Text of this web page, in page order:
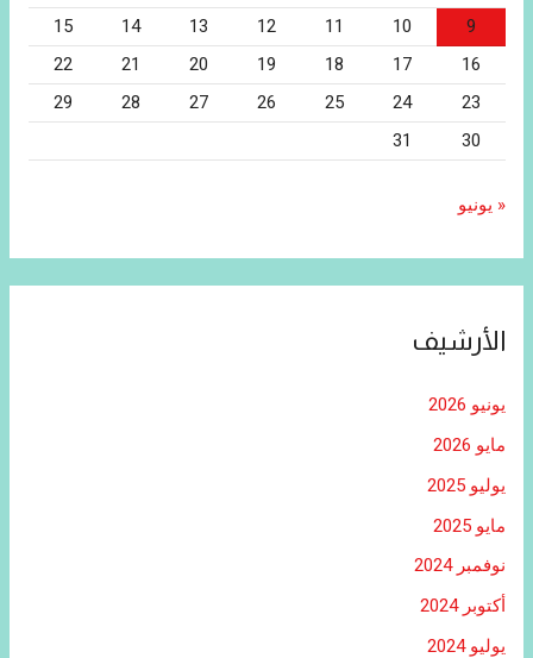
9
10
11
12
13
14
15
16
17
18
19
20
21
22
23
24
25
26
27
28
29
30
31
« يونيو
الأرشيف
يونيو 2026
مايو 2026
يوليو 2025
مايو 2025
نوفمبر 2024
أكتوبر 2024
يوليو 2024